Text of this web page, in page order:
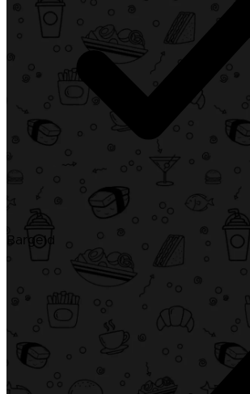
Bargeld